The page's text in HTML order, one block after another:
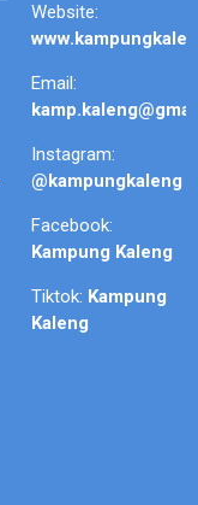
Website:
Email:
Instagram:
@kampungkaleng
Facebook:
Kampung Kaleng
Tiktok: Kampung
Kaleng